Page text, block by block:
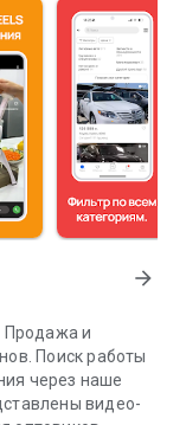
arrow_forward
Продажа и
Поиск работы
через наше
видео-